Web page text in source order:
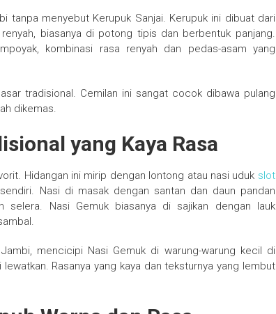
tanpa menyebut Kerupuk Sanjai. Kerupuk ini dibuat dari
biasanya di potong tipis dan berbentuk panjang.
kombinasi rasa renyah dan pedas-asam yang
tradisional. Cemilan ini sangat cocok dibawa pulang
dikemas.
yang Kaya Rasa
Hidangan ini mirip dengan lontong atau nasi uduk slot
Nasi di masak dengan santan dan daun pandan
selera. Nasi Gemuk biasanya di sajikan dengan lauk
mencicipi Nasi Gemuk di warung-warung kecil di
Rasanya yang kaya dan teksturnya yang lembut